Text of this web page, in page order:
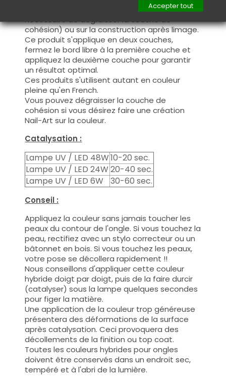
manière fine, sur la base (il n'est pas
nécessaire de dégraisser la couche de
cohésion) ou sur la construction après limage.
Ce produit s'applique en deux couches,
fermez le bord libre à la première couche et
appliquez la deuxième couche pour garantir
un résultat optimal.
Ces produits s'utilisent autant en couleur
pleine qu'en French.
Vous pouvez dégraisser la couche de
cohésion si vous désirez faire une création
Nail-Art sur la couleur.
Catalysation :
Lampe UV / LED 48W10-20 sec.
Lampe UV / LED 24W 20-40 sec.
Lampe UV / LED 6W
30-60 sec.
Conseil :
Appliquez la couleur sans jamais toucher les
peaux du contour de l'ongle. Si vous touchez la
peau, rectifiez avec un stylo correcteur ou un
bâtonnet en bois. Si vous touchez les peaux,
votre pose se décollera rapidement !!
Nous conseillons d'appliquer cette couleur
hybride doigt par doigt, puis de la faire durcir
(catalyser) sous la lampe quelques secondes
pour figer la matière.
Une application de la couleur trop généreuse
présentera des déformations de la surface
après catalysation. Ceci provoquera des
décollements de la finition ou top coat.
Toutes les couleurs hybrides pour ongles
doivent être conservés dans un endroit sec,
tempéré et à l'abri de la lumière.
Accepter tout